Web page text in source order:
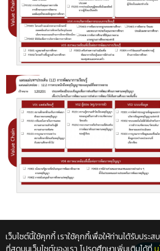
เว็บไซต์นี้ใช้คุกกี้ เราใช้คุกกี้เพื่อให้ท่านได้รับประ